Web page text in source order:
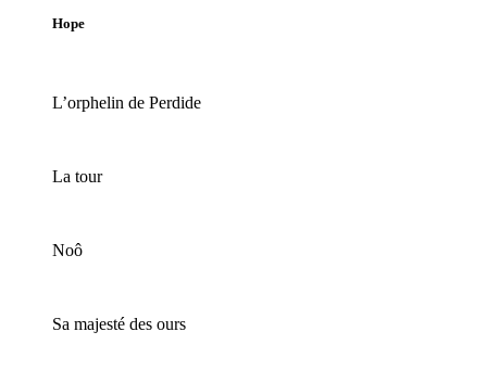
Hope
L’orphelin de Perdide
La tour
Noô
Sa majesté des ours